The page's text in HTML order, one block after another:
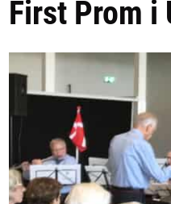
First Prom